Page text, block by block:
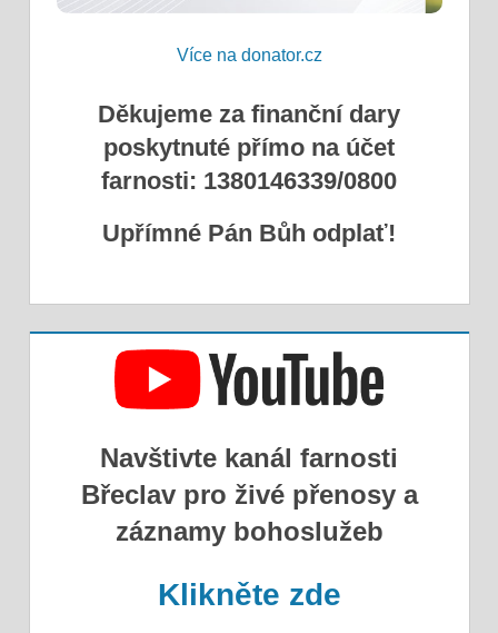
Více na donator.cz
Děkujeme za finanční dary
poskytnuté přímo na účet
farnosti: 1380146339/0800
Upřímné Pán Bůh odplať!
Navštivte kanál farnosti
Břeclav pro živé přenosy a
záznamy bohoslužeb
Klikněte zde